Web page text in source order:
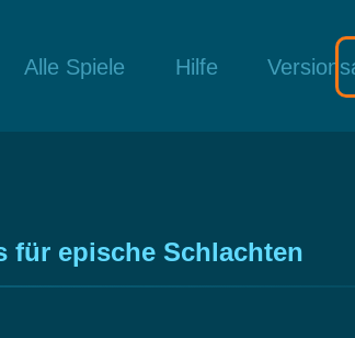
Alle Spiele Hilfe
für epische Schlachten